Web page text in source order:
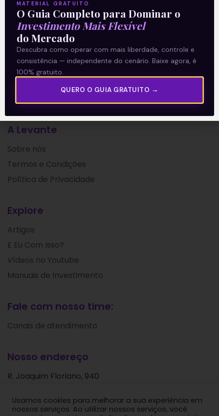
Leia mais
05/08/2021
A Levante
Sobre nós
Termos e Condições
Política de Privacidade
Explore
Artigos
E Eu Com Isso?
Vídeos no Youtube
Manuais de Investimento
Fale com nosso time:
Canais de atendimento
Nosso endereço
R. Joaquim Floriano, 940
São Paulo - SP
Usamos cookies para melhorar a sua experiência em
nossos serviços. Ao utilizar nossos serviços, você
MATERIAL GRATUITO
O Guia Completo para Dominar o
Investimento Mais Flexível
do Mercado
Descubra como operar com mais liberdade, controle e
consistência — independente do cenário. Baixe agora, é
100% gratuito.
QUERO O GUIA GRATUITO →